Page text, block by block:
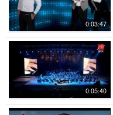
0:03:47
0:05:40